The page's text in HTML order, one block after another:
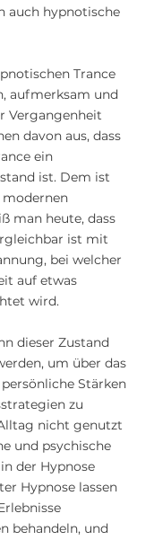
auch hypnotische
Trance
aufmerksam und
Vergangenheit
davon aus, dass
ein
ist. Dem ist
modernen
man heute, dass
ist mit
bei welcher
auf etwas
wird.
dieser Zustand
um über das
Stärken
zu
nicht genutzt
und psychische
der Hypnose
Hypnose lassen
behandeln, und